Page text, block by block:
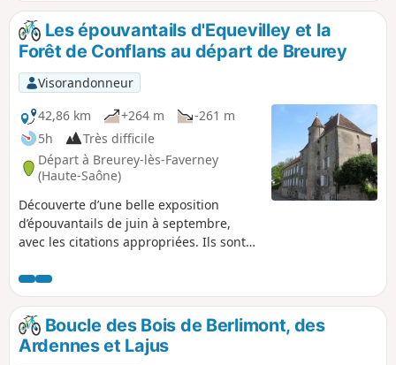
Les épouvantails d'Equevilley et la
Forêt de Conflans au départ de Breurey
Visorandonneur
42,86 km
+264 m
-261 m
5h
Très difficile
Départ à Breurey-lès-Faverney
(Haute-Saône)
Découverte d’une belle exposition
d’épouvantails de juin à septembre,
avec les citations appropriées. Ils sont
mis en valeur. Suite du parcours dans
les bois de Lajus, d'Equevilley, de
Dessous, des Chignolots, de Berlimont,
de Meule et retour par la difficile Forêt
de Conflans.
Boucle des Bois de Berlimont, des
Ardennes et Lajus